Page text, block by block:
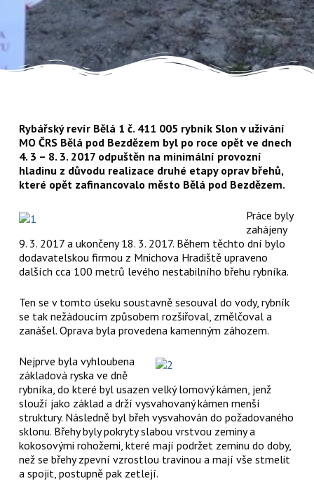
Rybářský revír Bělá 1 č. 411 005 rybník Slon v užívání
MO ČRS Bělá pod Bezdězem byl po roce opět ve dnech
4. 3 – 8. 3. 2017 odpuštěn na minimální provozní
hladinu z důvodu realizace druhé etapy oprav břehů,
které opět zafinancovalo město Bělá pod Bezdězem.
Práce byly
zahájeny
9. 3. 2017 a ukončeny 18. 3. 2017. Během těchto dní bylo
dodavatelskou firmou z Mnichova Hradiště upraveno
dalších cca 100 metrů levého nestabilního břehu rybníka.
Ten se v tomto úseku soustavně sesouval do vody, rybník
se tak nežádoucím způsobem rozšiřoval, změlčoval a
zanášel. Oprava byla provedena kamenným záhozem.
Nejprve byla vyhloubena
základová ryska ve dně
rybníka, do které byl usazen velký lomový kámen, jenž
slouží jako základ a drží vysvahovaný kámen menší
struktury. Následně byl břeh vysvahován do požadovaného
sklonu. Břehy byly pokryty slabou vrstvou zeminy a
kokosovými rohožemi, které mají podržet zeminu do doby,
než se břehy zpevní vzrostlou travinou a mají vše stmelit
a spojit, postupně pak zetlejí.